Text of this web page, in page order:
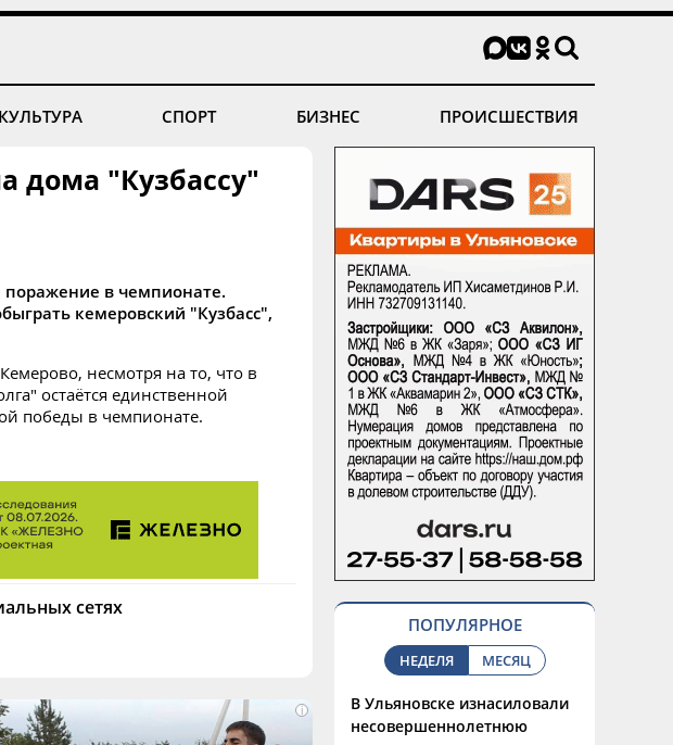
КУЛЬТУРА СПОРТ БИЗНЕС ПРОИСШЕСТВИЯ
дома "Кузбассу"
поражение в чемпионате.
кемеровский "Кузбасс",
несмотря на то, что в
остаётся единственной
победы в чемпионате.
сетях
i
ПОПУЛЯРНОЕ
НЕДЕЛЯ МЕСЯЦ
В Ульяновске изнасиловали
несовершеннолетнюю